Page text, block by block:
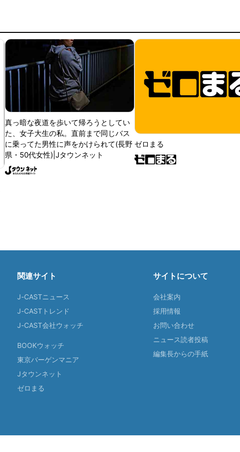
真っ暗な夜道を歩いて帰ろうとしてい
た、女子大生の私。直前まで同じバス
に乗ってた男性に声をかけられて(長野
県・50代女性)|Jタウンネット
ゼロまる
関連サイト
J-CASTニュース
J-CASTトレンド
J-CAST会社ウォッチ
BOOKウォッチ
東京バーゲンマニア
Jタウンネット
ゼロまる
サイトについて
会社案内
採用情報
お問い合わせ
ニュース読者投稿
編集長からの手紙